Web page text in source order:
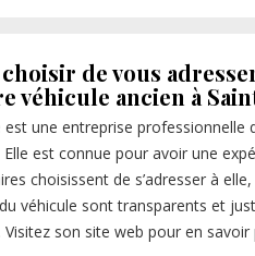
de vous
véhicule ancien à
une entreprise professionnelle
est connue pour avoir une
choisissent de s’adresser à
véhicule sont transparents et
son site web pour en savoir